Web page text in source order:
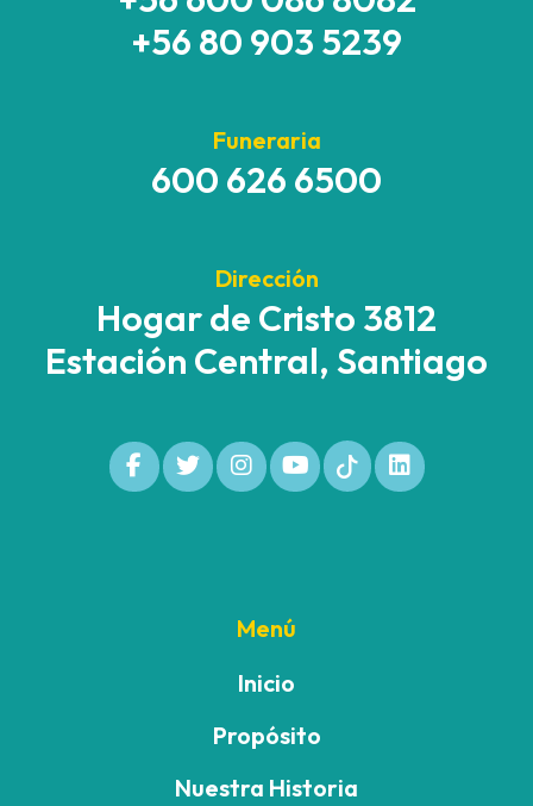
+56 80 903 5239
Funeraria
600 626 6500
Dirección
Hogar de Cristo 3812
Estación Central, Santiago
Menú
Inicio
Propósito
Nuestra Historia